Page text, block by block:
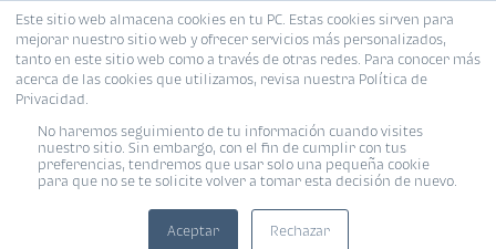
Este sitio web almacena cookies en tu PC. Estas cookies sirven para
mejorar nuestro sitio web y ofrecer servicios más personalizados,
tanto en este sitio web como a través de otras redes. Para conocer más
acerca de las cookies que utilizamos, revisa nuestra Política de
Privacidad.
No haremos seguimiento de tu información cuando visites
nuestro sitio. Sin embargo, con el fin de cumplir con tus
preferencias, tendremos que usar solo una pequeña cookie
para que no se te solicite volver a tomar esta decisión de nuevo.
Aceptar Rechazar
MENÚ